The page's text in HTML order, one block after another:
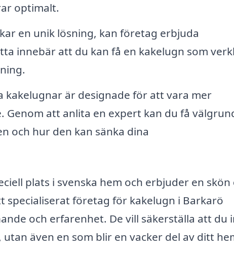
optimalt.
en unik lösning, kan företag erbjuda
innebär att du kan få en kakelugn som
kakelugnar är designade för att vara mer
att anlita en expert kan du få
och hur den kan sänka dina
plats i svenska hem och erbjuder en skön
företag för kakelugn i Barkarö
och erfarenhet. De vill säkerställa att du
även en som blir en vacker del av ditt